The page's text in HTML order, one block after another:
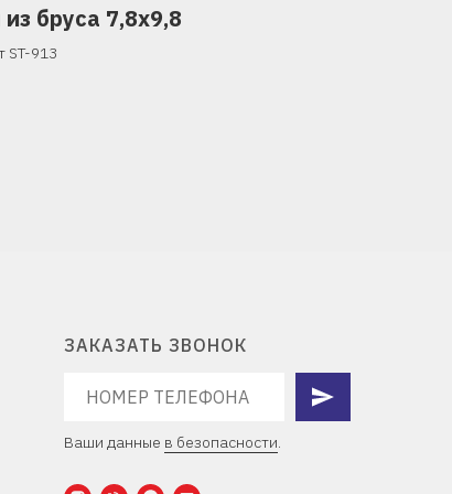
бруса 7,8х9,8
ST-913
ЗАКАЗАТЬ ЗВОНОК
Ваши данные в безопасности.